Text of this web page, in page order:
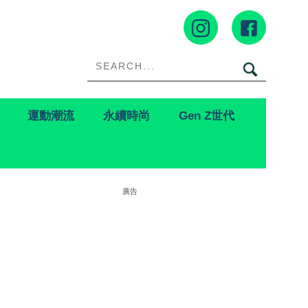
運動潮流 永續時尚 Gen Z世代
廣告